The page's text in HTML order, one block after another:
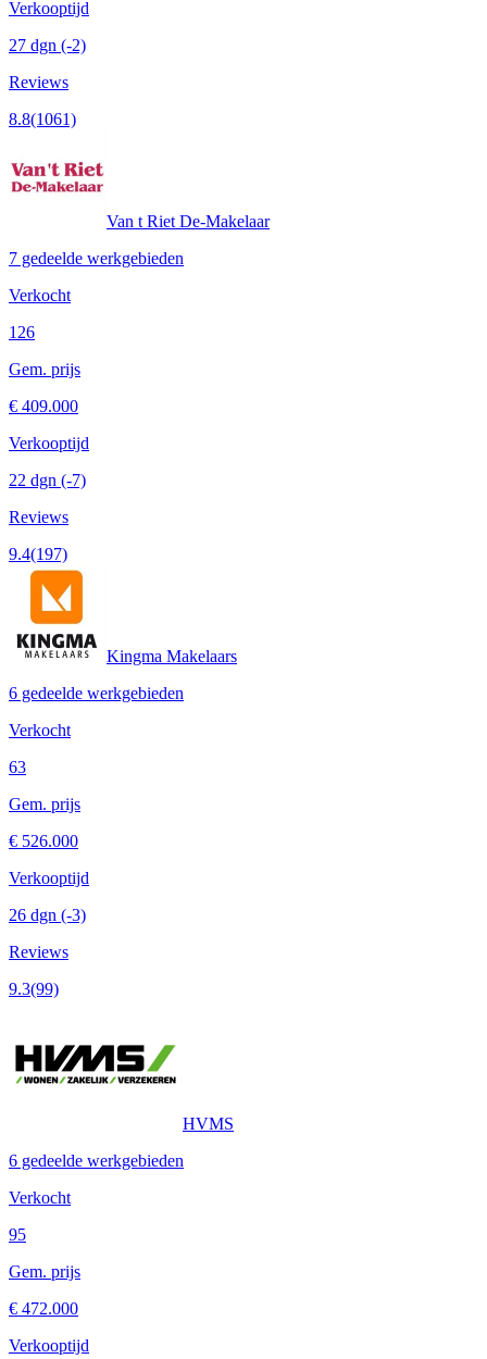
Verkooptijd
27 dgn (-2)
Reviews
8.8(1061)
Van t Riet De-Makelaar
7 gedeelde werkgebieden
Verkocht
126
Gem. prijs
€ 409.000
Verkooptijd
22 dgn (-7)
Reviews
9.4(197)
Kingma Makelaars
6 gedeelde werkgebieden
Verkocht
63
Gem. prijs
€ 526.000
Verkooptijd
26 dgn (-3)
Reviews
9.3(99)
HVMS
6 gedeelde werkgebieden
Verkocht
95
Gem. prijs
€ 472.000
Verkooptijd